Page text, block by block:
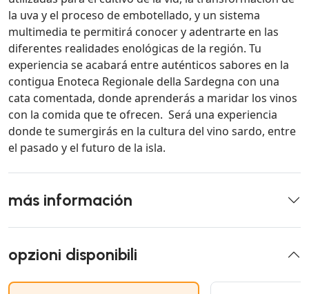
la uva y el proceso de embotellado, y un sistema
multimedia te permitirá conocer y adentrarte en las
diferentes realidades enológicas de la región. Tu
experiencia se acabará entre auténticos sabores en la
contigua Enoteca Regionale della Sardegna con una
cata comentada, donde aprenderás a maridar los vinos
con la comida que te ofrecen. Será una experiencia
donde te sumergirás en la cultura del vino sardo, entre
el pasado y el futuro de la isla.
más información
opzioni disponibili